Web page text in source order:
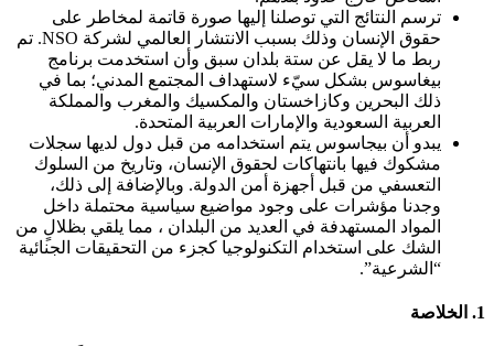
ترسم النتائج التي توصلنا إليها صورة قاتمة لمخاطر على
حقوق الإنسان وذلك بسبب الانتشار العالمي لشركة NSO.
تم
ربط ما لا يقل عن ستة بلدان سبق وأن استخدمت برنامج
بيغاسوس بشكل سيّء لاستهداف المجتمع المدني؛ بما في
ذلك البحرين وكازاخستان والمكسيك والمغرب والمملكة
العربية السعودية والإمارات العربية المتحدة.
يبدو أن بيجاسوس يتم استخدامه من قبل دول لديها سجلات
مشكوك فيها بانتهاكات لحقوق الإنسان، وتاريخ من السلوك
التعسفي من قبل أجهزة أمن الدولة. وبالإضافة إلى ذلك،
وجدنا مؤشرات على وجود مواضيع سياسية محتملة داخل
المواد المستهدفة في العديد من البلدان ، مما يلقي بظلالٍ من
الشك على استخدام التكنولوجيا كجزء من التحقيقات الجنائية
“الشرعية”.
1. الخلاصة